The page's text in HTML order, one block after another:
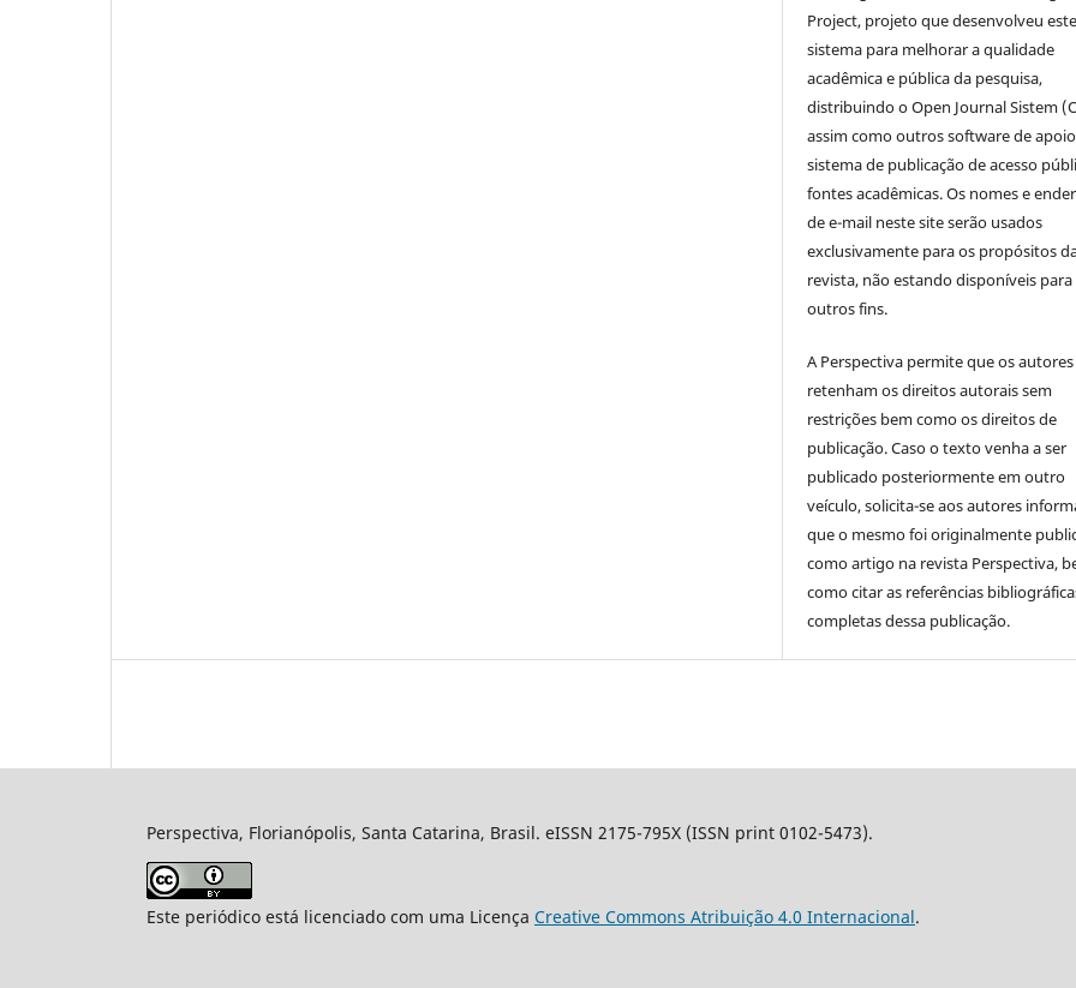
Project, projeto que desenvolveu este
sistema para melhorar a qualidade
acadêmica e pública da pesquisa,
distribuindo o Open Journal Sistem
assim como outros software de
sistema de publicação de acesso
fontes acadêmicas. Os nomes e
de e-mail neste site serão usados
exclusivamente para os propósitos
revista, não estando disponíveis para
outros fins.
A Perspectiva permite que os autores
retenham os direitos autorais sem
restrições bem como os direitos de
publicação. Caso o texto venha a ser
publicado posteriormente em outro
veículo, solicita-se aos autores
que o mesmo foi originalmente
como artigo na revista Perspectiva,
como citar as referências
completas dessa publicação.
Perspectiva, Florianópolis, Santa Catarina, Brasil. eISSN 2175-795X (ISSN print 0102-5473).
Este periódico está licenciado com uma Licença Creative Commons Atribuição 4.0 Internacional.